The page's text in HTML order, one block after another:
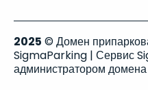
2025 © Домен
SigmaParking | Сервис
администратором